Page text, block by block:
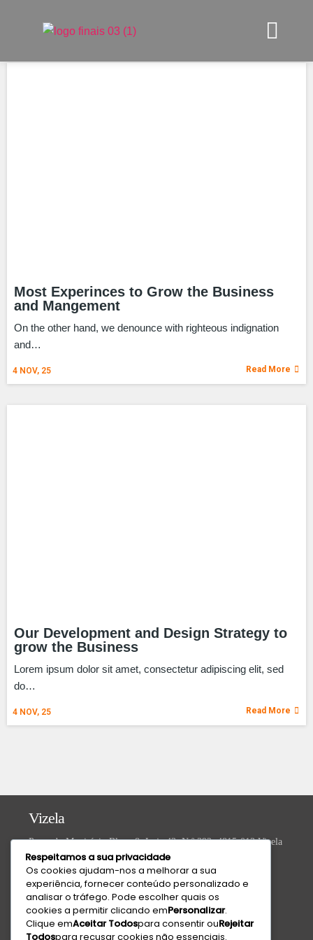
Most Experinces to Grow the Business
and Mangement
4 NOV, 25
On the other hand, we denounce with righteous indignation
and…
Read More
Our Development and Design Strategy to
grow the Business
4 NOV, 25
Lorem ipsum dolor sit amet, consectetur adipiscing elit, sed
do…
Read More
Vizela
Praça do Município Bloco 8, Loja 43, N.º 392, 4815-013 Vizela
Valongo
R. da Ivanta, Nº 30, 4440-559 Valongo
Technical Support
Respeitamos a sua privacidade
Os cookies ajudam-nos a melhorar a sua
experiência, fornecer conteúdo personalizado e
analisar o tráfego. Pode escolher quais os
cookies a permitir clicando emPersonalizar.
Clique emAceitar Todospara consentir ouRejeitar
Todospara recusar cookies não essenciais.